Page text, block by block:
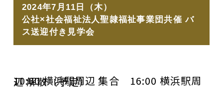
2024年7月11日（木）
公社×社会福祉法人聖隷福祉事業団共催 バ
ス送迎付き見学会
10:00 横浜駅周辺 集合 16:00 横浜駅周辺 解散（予定）